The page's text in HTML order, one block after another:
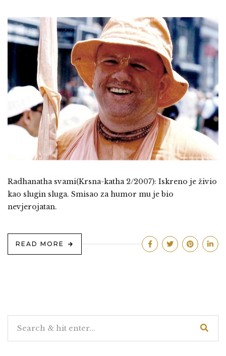
Radhanatha svami(Krsna-katha 2/2007): Iskreno je živio
kao slugin sluga. Smisao za humor mu je bio
nevjerojatan.
READ MORE